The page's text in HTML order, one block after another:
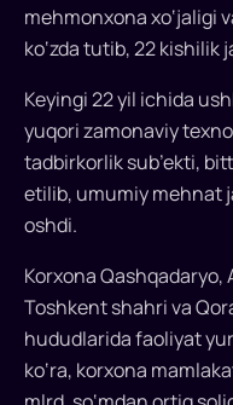
insonni
bolalikdanoq
oldiga
qo‘ygan
ulkan
maqsadlari
bo‘ladi.
shifokor,
kimdir
uchuvchi,
yana
kimdir
mehmonxona xo‘jaligi
ko‘zda tutib, 22 kishilik
Keyingi 22 yil ichida
yuqori zamonaviy
tadbirkorlik sub’ekti,
etilib, umumiy mehnat
oshdi.
Korxona
Toshkent shahri va
hududlarida faoliyat
ko‘ra, korxona